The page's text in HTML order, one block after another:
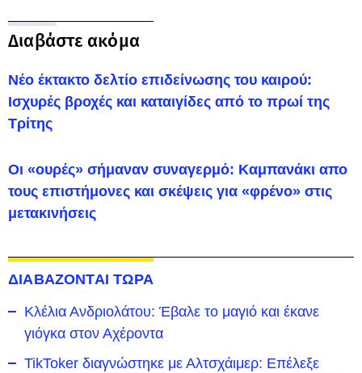
Διαβάστε ακόμα
Νέο έκτακτο δελτίο επιδείνωσης του καιρού:
Ισχυρές βροχές και καταιγίδες από το πρωί της
Τρίτης
Οι «ουρές» σήμαναν συναγερμό: Καμπανάκι απο
τους επιστήμονες και σκέψεις για «φρένο» στις
μετακινήσεις
ΔΙΑΒΑΖΟΝΤΑΙ ΤΩΡΑ
Κλέλια Ανδριολάτου: Έβαλε το μαγιό και έκανε
γιόγκα στον Αχέροντα
TikToker διαγνώστηκε με Αλτσχάιμερ: Επέλεξε